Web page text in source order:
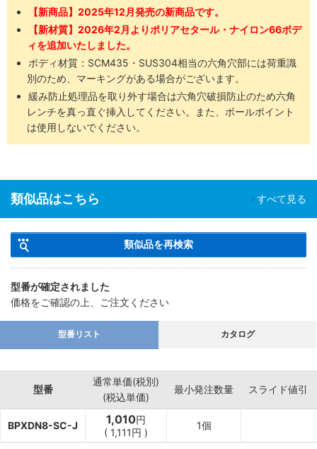
【新商品】2025年12月発売の新商品です。
【新材質】2026年2月よりポリアセタール・ナイロン66ボデ
ィを追加いたしました。
ボディ材質：SCM435​・SUS304​相当の六角穴部には荷重識
別のため、マーキングがある場合がございます。
緩み防止処理品を取り外す場合は六角穴破損防止のため六角
レンチを真っ直ぐ挿入してください。また、ボールポイント
は使用しないでください。
類似品はこちら すべて見る
類似品を再検索
型番が確定されました
価格をご確認の上、ご注文ください
型番リスト カタログ
型番
通常単価(税別)
(税込単価)
最小発注数量 スライド値引
BPXDN8-SC-J 1,010円
( 1,111円 )
1個